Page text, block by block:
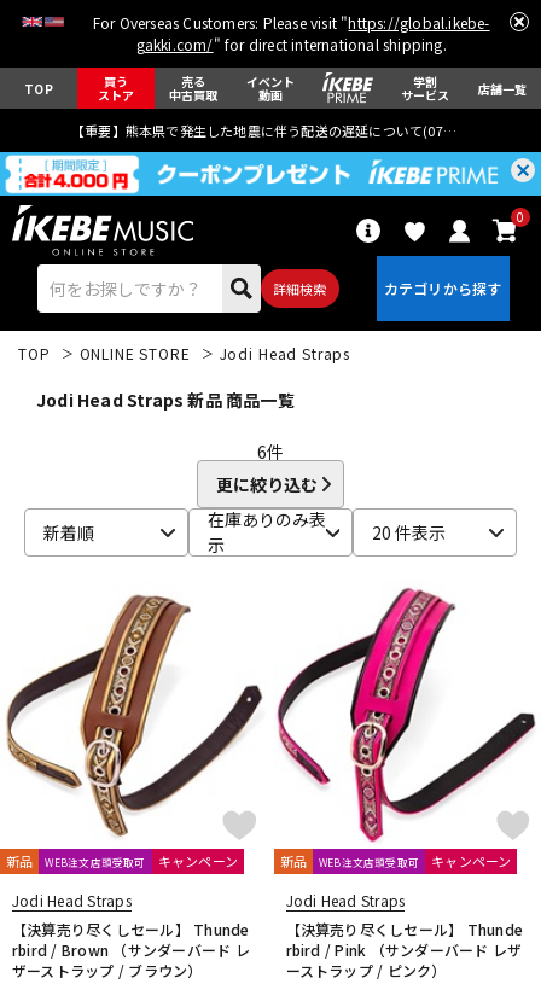
For Overseas Customers: Please visit "https://global.ikebe-
gakki.com/" for direct international shipping.
TOP 買う
ストア
売る
中古買取
イベント
動画
学割
サービス 店舗一覧
【重要】熊本県で発生した地震に伴う配送の遅延について(07月29日
詳細検索
0
ドラム パーカッション
キーボード 電子ピアノ
管楽器 その他楽器
アンプ エフェクター
TOP ONLINE STORE Jodi Head Straps
Jodi Head Straps 新品 商品一覧
6件
更に絞り込む
新着順
在庫ありのみ表
示
20 件表示
新品 WEB注文店頭受取可 キャンペーン
Jodi Head Straps
【決算売り尽くしセール】 Thunde
rbird / Brown （サンダーバード レ
ザーストラップ / ブラウン）
新品 WEB注文店頭受取可 キャンペーン
Jodi Head Straps
【決算売り尽くしセール】 Thunde
rbird / Pink （サンダーバード レザ
ーストラップ / ピンク）